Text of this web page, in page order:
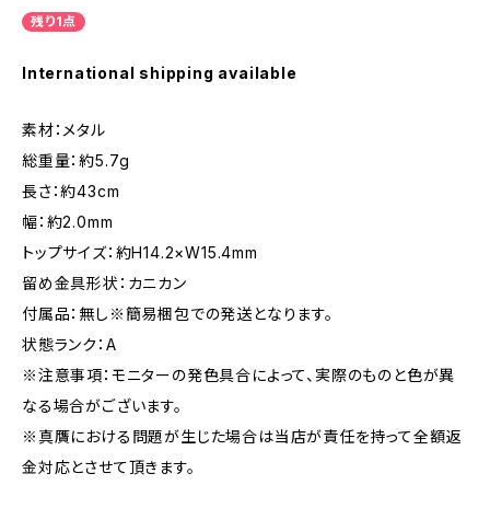
残り1点
International shipping available
素材：メタル
総重量：約5.7g
長さ：約43cm
幅：約2.0mm
トップサイズ：約H14.2×W15.4mm
留め金具形状：カニカン
付属品：無し※簡易梱包での発送となります。
状態ランク：A
※注意事項：モニターの発色具合によって、実際のものと色が異
なる場合がございます。
※真贋における問題が生じた場合は当店が責任を持って全額返
金対応とさせて頂きます。